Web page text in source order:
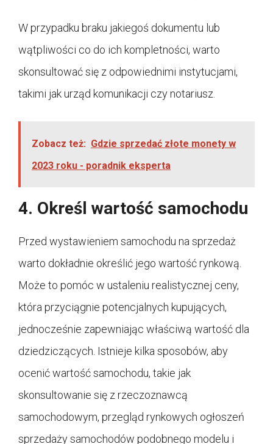
W przypadku braku jakiegoś dokumentu lub
wątpliwości co do ich kompletności, warto
skonsultować się z odpowiednimi instytucjami,
takimi jak urząd komunikacji czy notariusz.
Zobacz też: Gdzie sprzedać złote monety w
2023 roku - poradnik eksperta
4. Określ wartość samochodu
Przed wystawieniem samochodu na sprzedaż
warto dokładnie określić jego wartość rynkową.
Może to pomóc w ustaleniu realistycznej ceny,
która przyciągnie potencjalnych kupujących,
jednocześnie zapewniając właściwą wartość dla
dziedziczących. Istnieje kilka sposobów, aby
ocenić wartość samochodu, takie jak
skonsultowanie się z rzeczoznawcą
samochodowym, przegląd rynkowych ogłoszeń
sprzedaży samochodów podobnego modelu i